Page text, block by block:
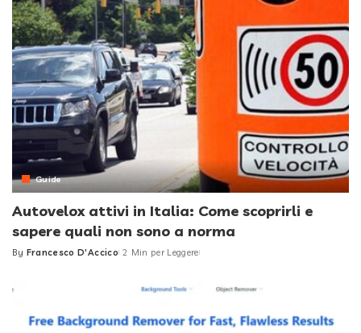
Guide
Autovelox attivi in Italia: Come scoprirli e
sapere quali non sono a norma
Posted
By Francesco D'Accico 2 Min per Leggere